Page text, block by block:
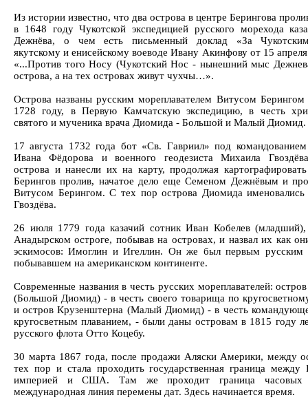
Из истории известно, что два острова в центре Берингова
в 1648 году Чукотской экспедицией русского морехода
Дежнёва, о чем есть письменный доклад «За
якутскому и енисейскому воеводе Ивану Акинфову от 15
«...Против того Носу (Чукотский Нос - нынешний мыс
острова, а на тех островах живут чухчы…».
Острова названы русским мореплавателем Витусом Берингом
1728 году, в Первую Камчатскую экспедицию, в честь
святого и мученика врача Диомида - Большой и Малый Диомид.
17 августа 1732 года бот «Св. Гавриил» под
Ивана Фёдорова и военного геодезиста Михаила
острова и нанесли их на карту, продолжая
Берингов пролив, начатое дело еще Семеном Дежнёвым и
Витусом Берингом. С тех пор острова Диомида именовались
Гвоздёва.
26 июля 1779 года казачий сотник Иван Кобелев
Анадырском остроге, побывав на островах, и назвал их как
эскимосов: Имоглин и Игеллин. Он же был первым русским
побывавшем на американском континенте.
Современные названия в честь русских мореплавателей:
(Большой Диомид) - в честь своего товарища по
и остров Крузенштерна (Малый Диомид) - в честь
кругосветным плаванием, - были даны островам в 1815 году
русского флота Отто Коцебу.
30 марта 1867 года, после продажи Аляски Америки, между
тех пор и стала проходить государственная граница между
империей и США. Там же проходит граница часовых
международная линия перемены дат. Здесь начинается время.